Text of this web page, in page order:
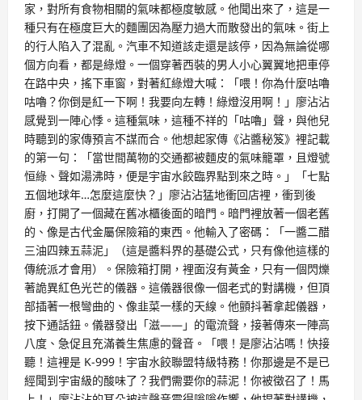
家，對所有食物相關的氣味都極度敏感。他聞出來了，這是一
種只有在極度巨大的麵團因為壓力過大而散發出的氣味。街上
的行人陷入了混亂。汽車不知道該走還是該停，因為無論從哪
個方向看，都是綠燈。一個穿著西裝的男人小心翼翼地把車停
在路中央，搖下車窗，對著紅綠燈大喊：「喂！你為什麼咕嚕
咕嚕？你倒是紅一下啊！我要向左轉！綠燈沒用啊！」廖沾沾
感覺到一陣心悸。這種氣味，這種不祥的「咕嚕」聲，與他兒
時聽到的家傳預言不謀而合。他想起家傳《沾醬秘笈》裡記載
的第一句：「當世間萬物的交通都被麵皮的氣味籠罩，且燈號
恒綠、聲如湯沸時，便是宇宙水餃臨界點到來之時。」「七點
五個地球年…怎麼這麼快？」廖沾沾猛地衝回店裡，衝到後
廚，打開了一個藏在舊冰櫃後面的暗門。暗門裡放著一個老舊
的、像是古代金屬保險箱的東西。他輸入了密碼：「一醬二醋
三油四辣五蒜泥」（這是醬料界的基礎公式，只有像他這樣的
傳統派才會用）。保險箱打開，裡面沒有黃金，只有一個閃爍
著詭異紅色光芒的儀器。這儀器很像一個老式的對講機，但頂
部插著一根彎曲的、像韭菜一樣的天線。他顫抖著拿起儀器，
按下通話鈕。儀器發出「滋——」的電流聲，接著傳來一陣高
八度、急促且充滿養生焦慮的聲音。「喂！是廖沾沾嗎！快接
聽！這裡是 K-999！宇宙水餃聯盟特級特務！你那邊是不是已
經聞到宇宙級的酸味了？我們需要你的蒜泥！你被徵召了！馬